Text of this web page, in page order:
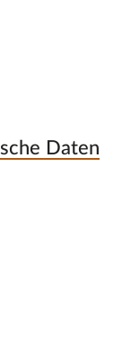
Daten